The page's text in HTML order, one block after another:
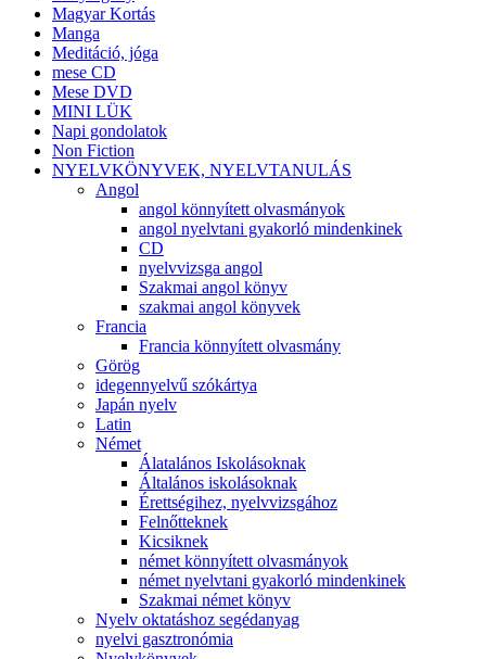
Magyar Kortás
Manga
Meditáció, jóga
mese CD
Mese DVD
MINI LÜK
Napi gondolatok
Non Fiction
NYELVKÖNYVEK, NYELVTANULÁS
Angol
angol könnyített olvasmányok
angol nyelvtani gyakorló mindenkinek
CD
nyelvvizsga angol
Szakmai angol könyv
szakmai angol könyvek
Francia
Francia könnyített olvasmány
Görög
idegennyelvű szókártya
Japán nyelv
Latin
Német
Álatalános Iskolásoknak
Általános iskolásoknak
Érettségihez, nyelvvizsgához
Felnőtteknek
Kicsiknek
német könnyített olvasmányok
német nyelvtani gyakorló mindenkinek
Szakmai német könyv
Nyelv oktatáshoz segédanyag
nyelvi gasztronómia